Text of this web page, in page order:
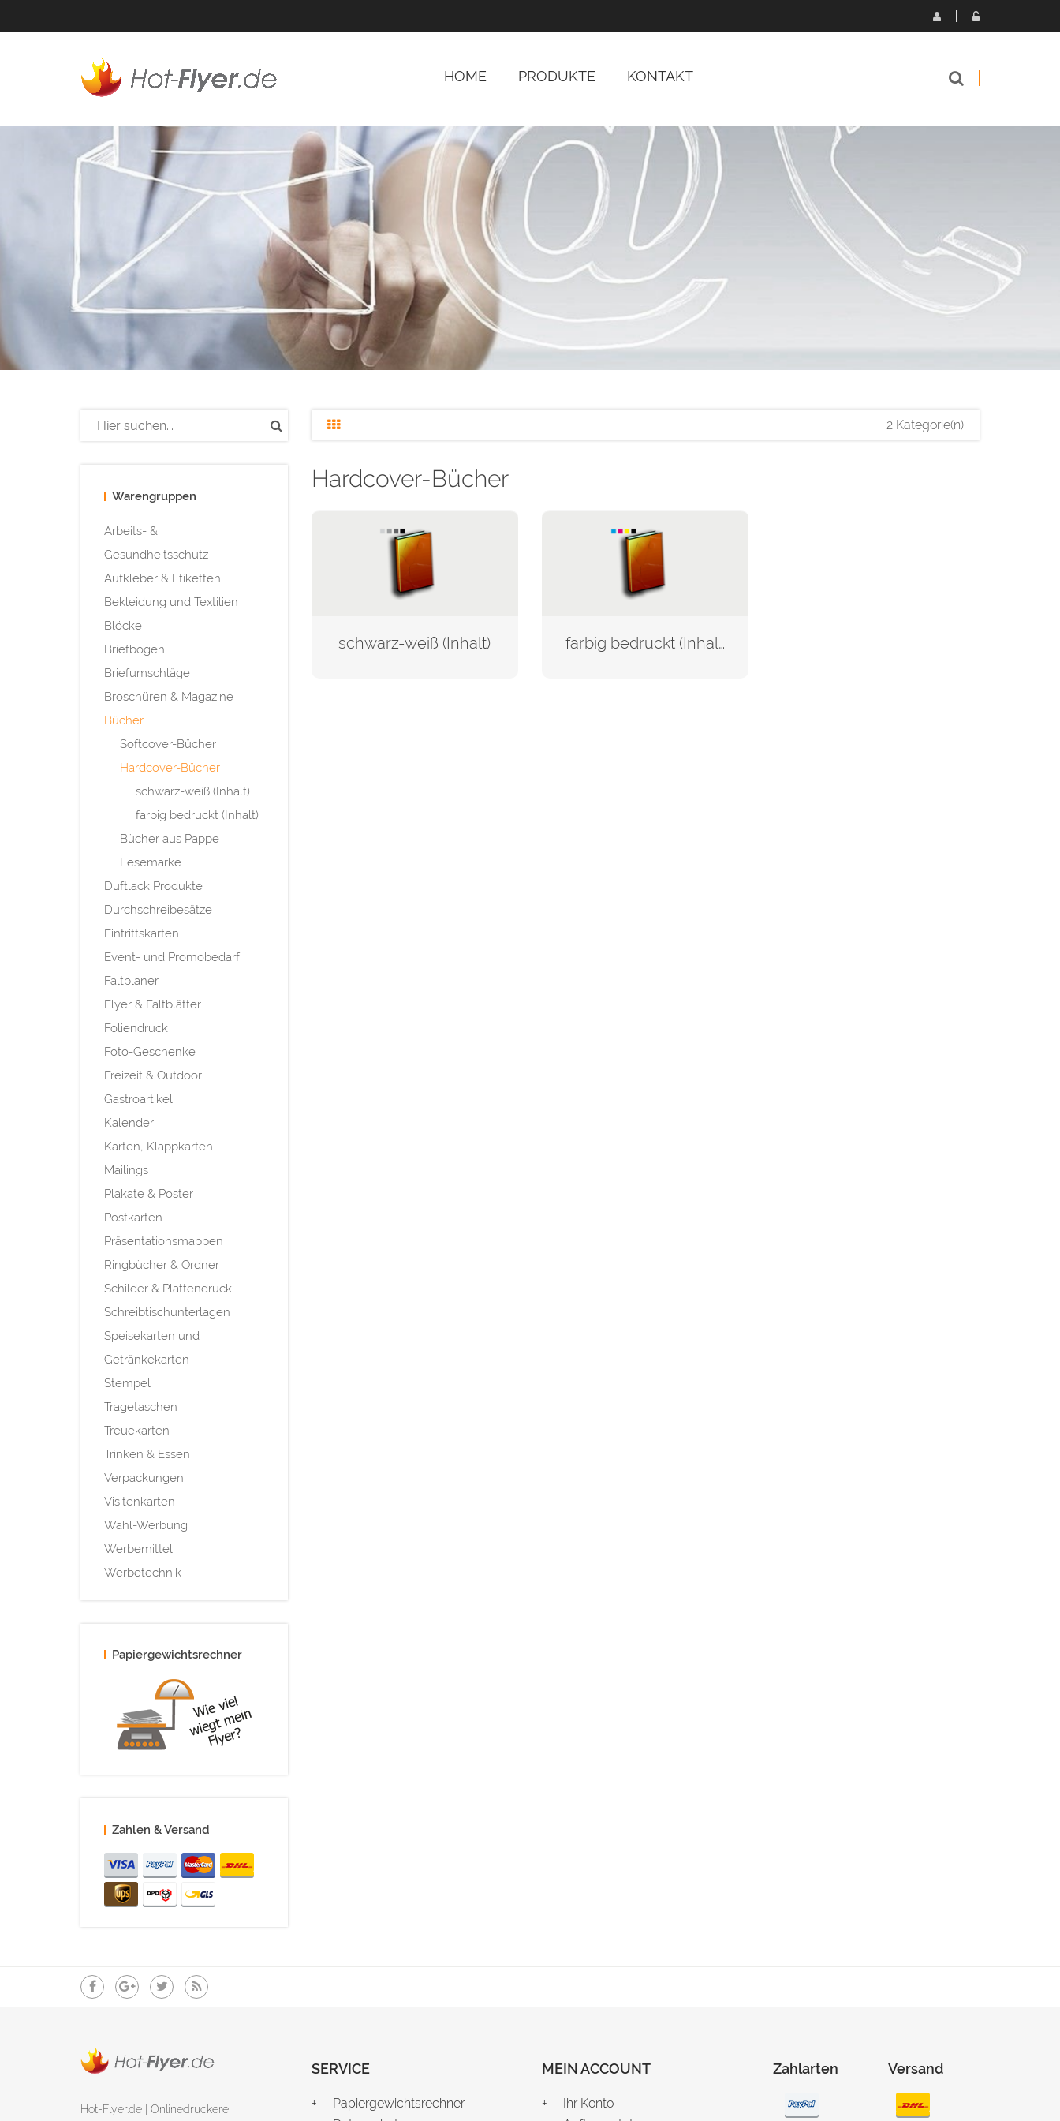
HOME PRODUKTE KONTAKT
Warengruppen
Arbeits- &
Gesundheitsschutz
Aufkleber & Etiketten
Bekleidung und Textilien
Blöcke
Briefbogen
Briefumschläge
Broschüren & Magazine
Bücher
Softcover-Bücher
Hardcover-Bücher
schwarz-weiß (Inhalt)
farbig bedruckt (Inhalt)
Bücher aus Pappe
Lesemarke
Duftlack Produkte
Durchschreibesätze
Eintrittskarten
Event- und Promobedarf
Faltplaner
Flyer & Faltblätter
Foliendruck
Foto-Geschenke
Freizeit & Outdoor
Gastroartikel
Kalender
Karten, Klappkarten
Mailings
Plakate & Poster
Postkarten
Präsentationsmappen
Ringbücher & Ordner
Schilder & Plattendruck
Schreibtischunterlagen
Speisekarten und
Getränkekarten
Stempel
Tragetaschen
Treuekarten
Trinken & Essen
Verpackungen
Visitenkarten
Wahl-Werbung
Werbemittel
Werbetechnik
Papiergewichtsrechner
Zahlen & Versand
2 Kategorie(n)
Hardcover-Bücher
schwarz-weiß (Inhalt) farbig bedruckt (Inhalt)
Hot-Flyer.de | Onlinedruckerei
SERVICE
Papiergewichtsrechner
MEIN ACCOUNT
Ihr Konto
Zahlarten Versand